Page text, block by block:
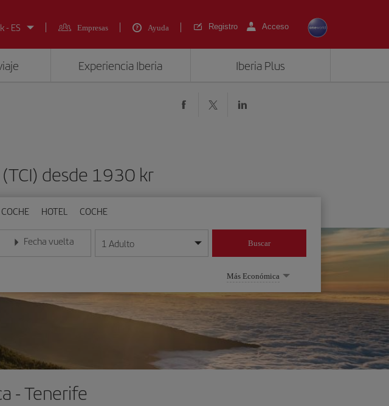
- ES
Empresas Ayuda Registro Acceso
Experiencia Iberia Iberia Plus
desde 1930 kr
HOTEL COCHE
en formato día/mes/año
Fecha vuelta
Introduce la fecha en formato día/mes/año
1 Adulto Buscar
Más Económica
- Tenerife